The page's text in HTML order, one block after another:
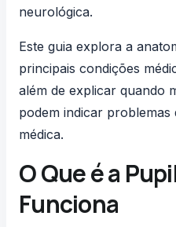
neurológica.
Este guia explora a
principais condições
além de explicar quando
podem indicar
médica.
O Que é a
Funciona